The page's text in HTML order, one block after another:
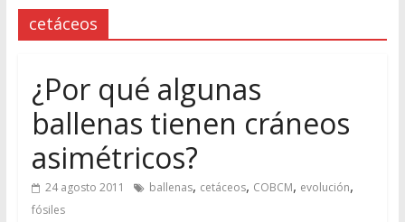
cetáceos
¿Por qué algunas
ballenas tienen cráneos
asimétricos?
24 agosto 2011 ballenas, cetáceos, COBCM, evolución,
fósiles